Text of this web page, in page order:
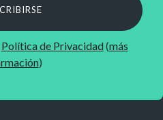
Política de Privacidad(más
)